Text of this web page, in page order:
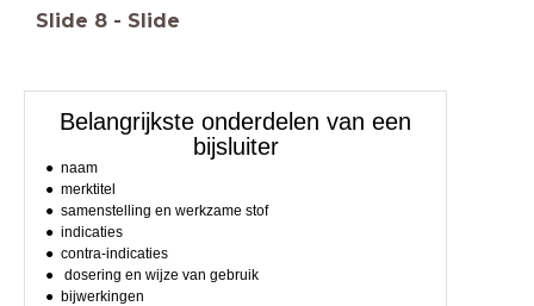
Slide 8 - Slide
Belangrijkste onderdelen van een
bijsluiter
naam
merktitel
samenstelling en werkzame stof
indicaties
contra-indicaties
dosering en wijze van gebruik
bijwerkingen